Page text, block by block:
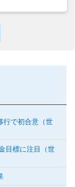
行で初合意（世
目標に注目（世